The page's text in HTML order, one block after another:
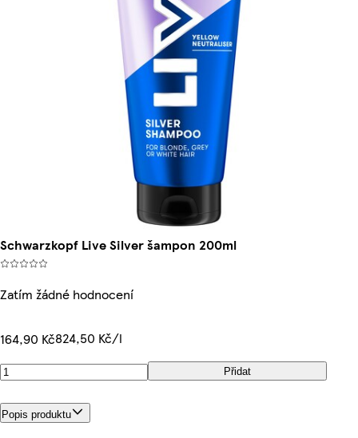
Schwarzkopf Live Silver šampon 200ml
Zatím žádné hodnocení
164,90 Kč824,50 Kč/l
Přidat
Popis produktu